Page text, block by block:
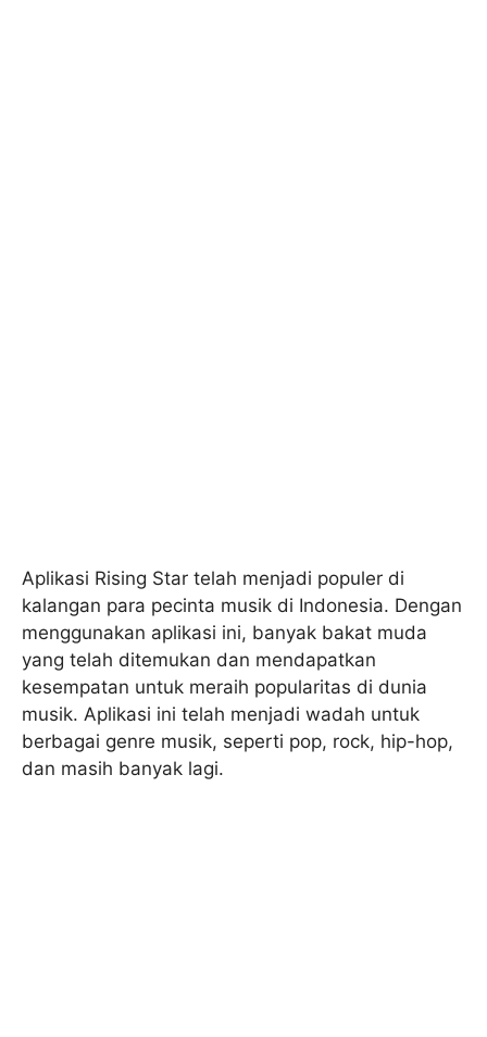
Aplikasi Rising Star telah menjadi populer di
kalangan para pecinta musik di Indonesia. Dengan
menggunakan aplikasi ini, banyak bakat muda
yang telah ditemukan dan mendapatkan
kesempatan untuk meraih popularitas di dunia
musik. Aplikasi ini telah menjadi wadah untuk
berbagai genre musik, seperti pop, rock, hip-hop,
dan masih banyak lagi.